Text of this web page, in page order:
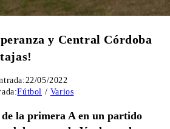
y Central Córdoba
22/05/2022
Fútbol / Varios
la primera A en un partido